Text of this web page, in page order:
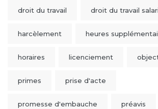
droit du travail droit du travail
harcèlement heures
horaires licenciement
primes prise d'acte
promesse d'embauche préavis